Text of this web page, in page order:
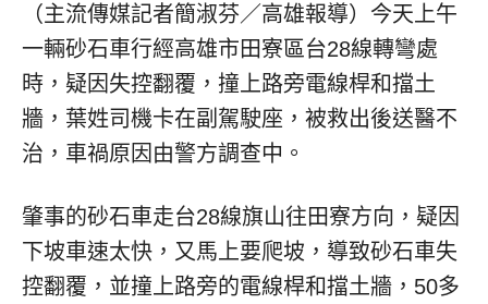
（主流傳媒記者簡淑芬／高雄報導）今天上午
一輛砂石車行經高雄市田寮區台28線轉彎處
時，疑因失控翻覆，撞上路旁電線桿和擋土
牆，葉姓司機卡在副駕駛座，被救出後送醫不
治，車禍原因由警方調查中。
肇事的砂石車走台28線旗山往田寮方向，疑因
下坡車速太快，又馬上要爬坡，導致砂石車失
控翻覆，並撞上路旁的電線桿和擋土牆，50多